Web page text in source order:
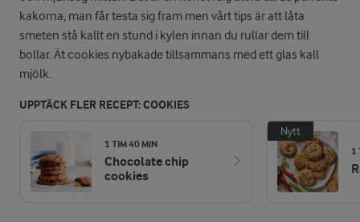
kakorna, man får testa sig fram men vårt tips är att låta
smeten stå kallt en stund i kylen innan du rullar dem till
bollar. Ät cookies nybakade tillsammans med ett glas kall
mjölk.
UPPTÄCK FLER RECEPT: COOKIES
1 TIM 40 MIN
Chocolate chip
cookies
Nytt
1